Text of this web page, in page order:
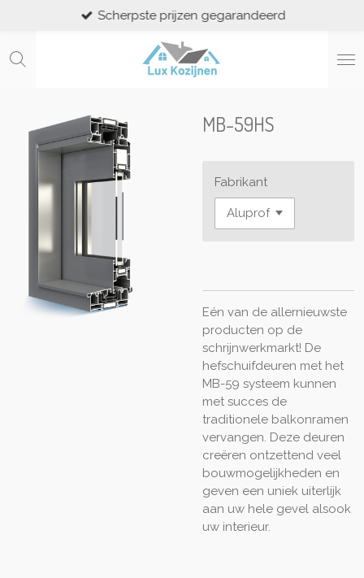
naar
Scherpste prijzen gegarandeerd
MB-59HS
Fabrikant
Eén van de allernieuwste
producten op de
schrijnwerkmarkt! De
hefschuifdeuren met het
MB-59 systeem kunnen
met succes de
traditionele balkonramen
vervangen. Deze deuren
creëren ontzettend veel
bouwmogelijkheden en
geven een uniek uiterlijk
aan uw hele gevel alsook
uw interieur.